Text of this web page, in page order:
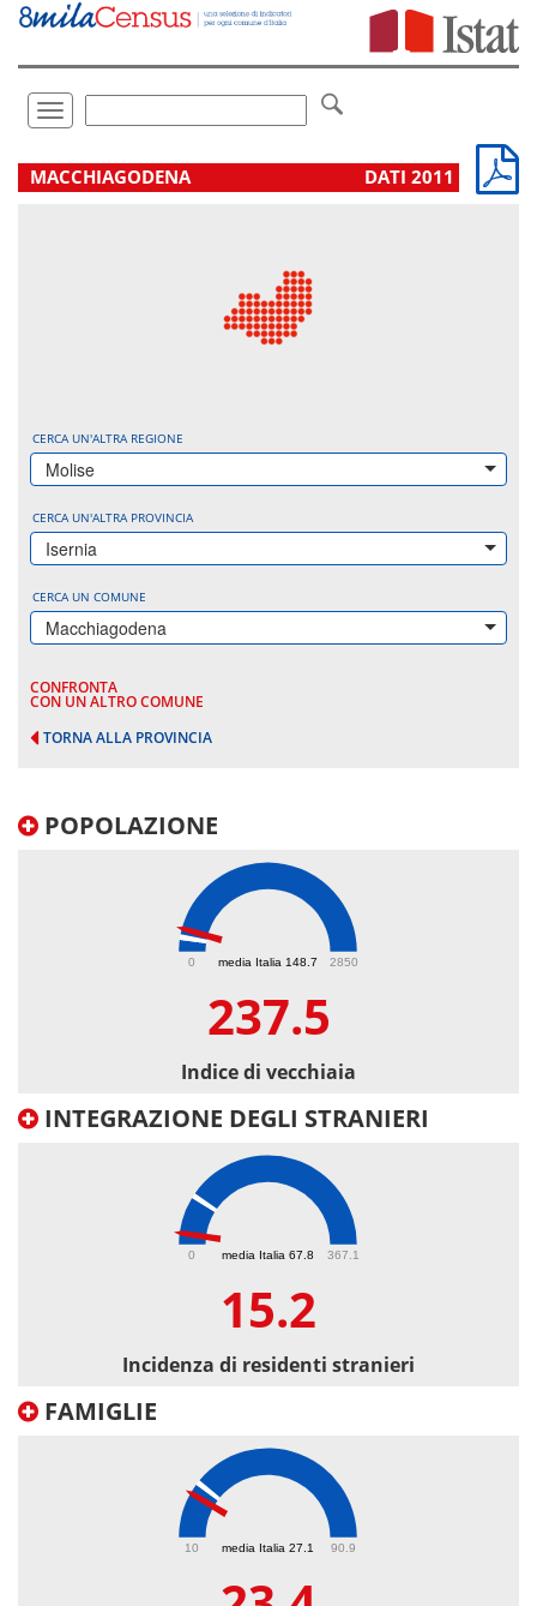
Vai
direttamente
Toggle
navigation
.
MACCHIAGODENA DATI 2011
CERCA UN'ALTRA REGIONE
Molise
CERCA UN'ALTRA PROVINCIA
Isernia
CERCA UN COMUNE
Macchiagodena
CONFRONTA
CON UN ALTRO COMUNE
TORNA ALLA PROVINCIA
POPOLAZIONE
media Italia 148.7
0 2850
237.5
Indice di vecchiaia
INTEGRAZIONE DEGLI STRANIERI
media Italia 67.8
0 367.1
15.2
Incidenza di residenti stranieri
FAMIGLIE
media Italia 27.1
10 90.9